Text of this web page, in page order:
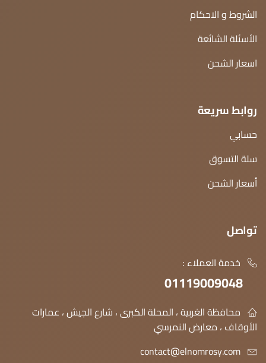
الشروط و الاحكام
الأسئلة الشائعة
اسعار الشحن
روابط سريعة
حسابي
سلة التسوق
أسعار الشحن
تواصل
خدمة العملاء :
01119009048
محافظة الغربية ، المحلة الكبرى ، شارع الجيش ، عمارات
الأوقاف ، معارض النمرسي
contact@elnomrosy.com